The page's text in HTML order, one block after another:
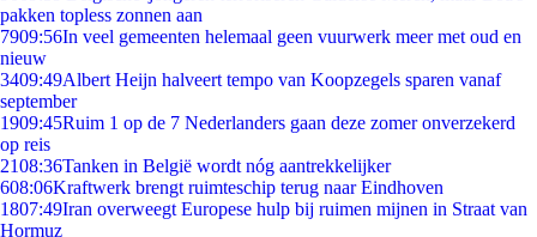
pakken topless zonnen aan
7909:56In veel gemeenten helemaal geen vuurwerk meer met oud en
nieuw
3409:49Albert Heijn halveert tempo van Koopzegels sparen vanaf
september
1909:45Ruim 1 op de 7 Nederlanders gaan deze zomer onverzekerd
op reis
2108:36Tanken in België wordt nóg aantrekkelijker
608:06Kraftwerk brengt ruimteschip terug naar Eindhoven
1807:49Iran overweegt Europese hulp bij ruimen mijnen in Straat van
Hormuz